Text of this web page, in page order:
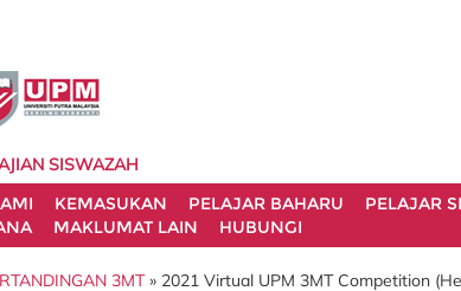
SISWAZAH
KEMASUKAN PELAJAR BAHARU PELAJAR
MAKLUMAT LAIN HUBUNGI
3MT» 2021 Virtual UPM 3MT Competition